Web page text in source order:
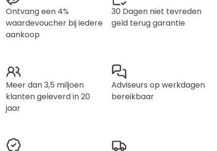
Ontvang een 4%
waardevoucher bij iedere
aankoop
30 Dagen niet tevreden
geld terug garantie
Meer dan 3,5 miljoen
klanten geleverd in 20
jaar
Adviseurs op werkdagen
bereikbaar